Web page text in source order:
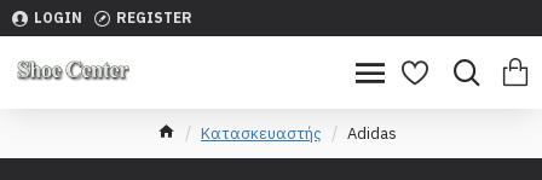
LOGIN REGISTER
Κατασκευαστής Adidas